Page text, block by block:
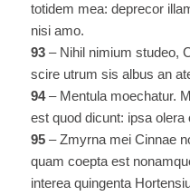
totidem mea: deprecor
nisi amo.
93– Nihil nimium studeo,
scire utrum sis albus an
94– Mentula moechatur.
est quod dicunt: ipsa olera
95– Zmyrna mei Cinnae
quam coepta est
interea quingenta